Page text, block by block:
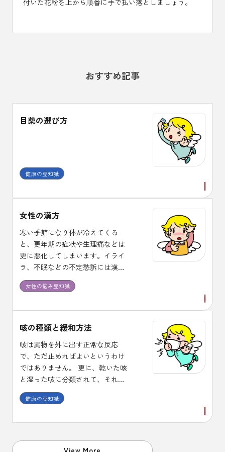
付いた花粉を上から順番に手で払い落としましょう。
おすすめ記事
目薬の選び方
健康の豆知識
女性の漢方
寒い季節になり体が冷えてくる
と、更年期の症状や生理痛などは
更に悪化してしまいます。イライ
ラ、不眠などの不定愁訴には漢方
治療が適しており、体質に合った
漢方薬を１ヶ月程度は継続して服
女性の悩み豆知識
咳の種類と緩和方法
咳は異物を外に出す正常な反応
で、ただ止めればよいというわけ
ではありません。 更に、乾いた咳
と湿った咳に分類されて、それぞ
れに使用する薬剤が異なります。
また、咳止め薬には中枢性と末梢
を使うと症状が悪化する場合があ
健康の豆知識